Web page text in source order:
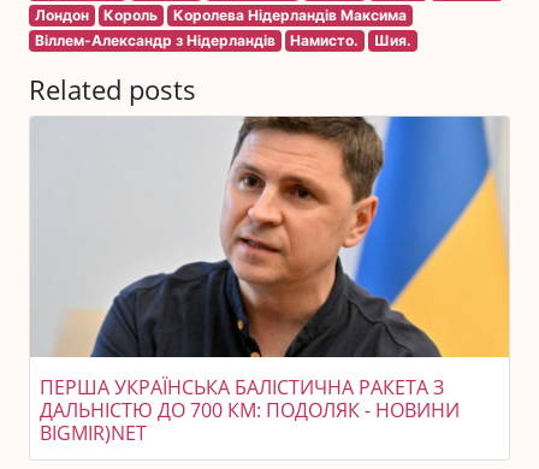
Лондон
Король
Королева Нідерландів Максима
Віллем-Александр з Нідерландів
Намисто. Шия.
Related posts
ПЕРША УКРАЇНСЬКА БАЛІСТИЧНА РАКЕТА З
ДАЛЬНІСТЮ ДО 700 КМ: ПОДОЛЯК - НОВИНИ
BIGMIR)NET